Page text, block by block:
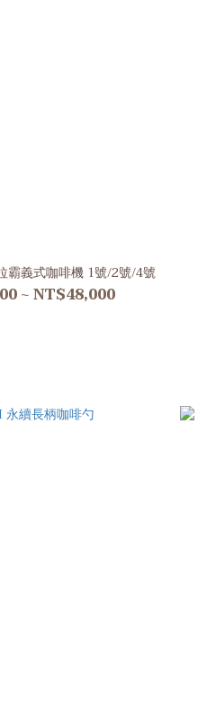
霸義式咖啡機 1號/2號/4號
~ NT$48,000